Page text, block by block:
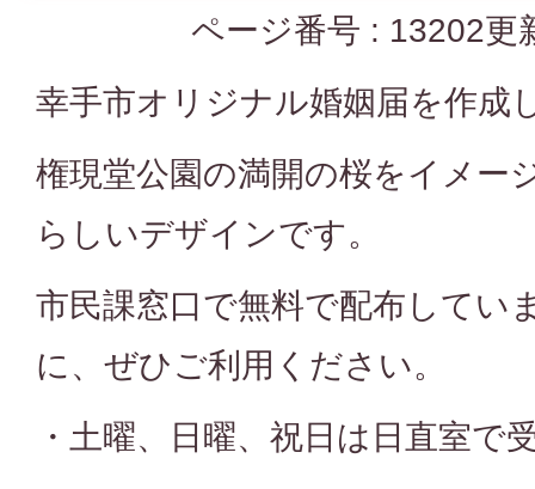
ページ番号 : 13202更
幸手市オリジナル婚姻届を作成
権現堂公園の満開の桜をイメー
らしいデザインです。
市民課窓口で無料で配布してい
に、ぜひご利用ください。
・土曜、日曜、祝日は日直室で